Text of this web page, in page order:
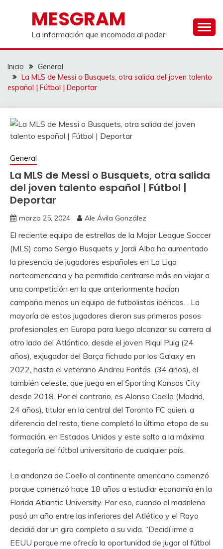
contenidoMESGRAM
La información que incomoda al poder
Inicio
General
La MLS de Messi o Busquets, otra salida del joven talento
español | Fútbol | Deportar
General
La MLS de Messi o Busquets, otra salida
del joven talento español | Fútbol |
Deportar
marzo 25, 2024 Ale Ávila González
El reciente equipo de estrellas de la Major League Soccer
(MLS) como Sergio Busquets y Jordi Alba ha aumentado
la presencia de jugadores españoles en La Liga
norteamericana y ha permitido centrarse más en viajar a
una competición en la que anteriormente hacían
campaña menos un equipo de futbolistas ibéricos. . La
mayoría de estos jugadores dieron sus primeros pasos
profesionales en Europa para luego alcanzar su carrera al
otro lado del Atlántico, desde el joven Riqui Puig (24
años), exjugador del Barça fichado por los Galaxy en
2022, hasta el veterano Andreu Fontás. (34 años), el
también celeste, que juega en el Sporting Kansas City
desde 2018. Por el contrario, es Alonso Coello (Madrid,
24 años), titular en la central del Toronto FC quien, a
diferencia del resto, tiene completó la última etapa de su
formación. en Estados Unidos y este salto a la máxima
categoría del fútbol universitario de cualquier país.
La andanza de Coello al continente americano comenzó
porque comenzó hace 18 años a estudiar economía en la
Florida Atlantic University. Por eso, cuando el madrileño
pasó un año entre las inferiores del Atlético y el Rayo
decidió dar un giro completo a su vida. “Decidí irme a
EEUU porque me ofrecía la oportunidad de jugar al fútbol